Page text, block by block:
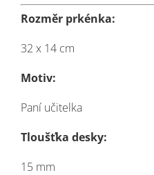
Rozměr prkénka:
32 x 14 cm
Motiv:
Paní učitelka
Tloušťka desky:
15 mm